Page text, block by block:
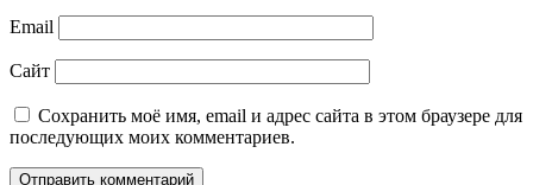
Email
Сайт
Сохранить моё имя, email и адрес сайта в этом браузере для
последующих моих комментариев.